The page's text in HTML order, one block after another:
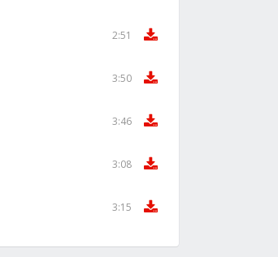
2:51
3:50
3:46
3:08
3:15